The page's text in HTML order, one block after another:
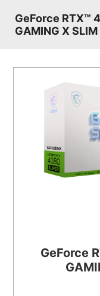
GeForce RTX™
GAMING X
GeForce